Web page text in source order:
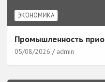
ЭКОНОМИКА
Промышленность
05/08/2026 admin